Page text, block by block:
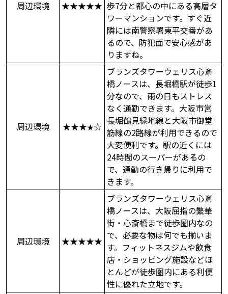
周辺環境 ★★★★★ 歩7分と都心の中にある高層タ
ワーマンションです。すぐ近
隣には南警察署東平交番があ
るので、防犯面で安心感があ
りますね。
周辺環境 ★★★★☆
ブランズタワーウェリス心斎
橋ノースは、長堀橋駅が徒歩1
分なので、雨の日もストレス
なく通勤できます。大阪市営
長堀鶴見緑地線と大阪市御堂
筋線の2路線が利用できるので
大変便利です。駅の近くには
24時間のスーパーがあるの
で、通勤の行き帰りに利用で
きます。
周辺環境 ★★★★★
ブランズタワーウェリス心斎
橋ノースは、大阪屈指の繁華
街・心斎橋まで徒歩圏内なの
で、必要な物は何でも揃いま
す。フィットネスジムや飲食
店・ショッピング施設などほ
とんどが徒歩圏内にある利便
性に優れた立地です。